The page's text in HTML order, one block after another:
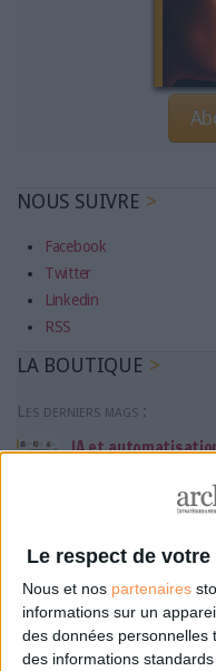
Le respect de
Nous et nos partenaires
informations sur un
des données personnelles
des informations
NOUS SUIVRE
Facebook
Twitter
Linkedin
RSS
LA BOUTIQUE
Les derniers mags :
IA et
Bibliothèques :
DSI du secteur